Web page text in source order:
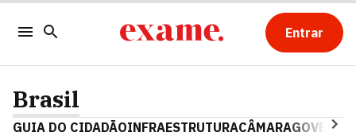
Entrar
Brasil
GUIA DO CIDADÃOINFRAESTRUTURACÂMARAGOVERNO